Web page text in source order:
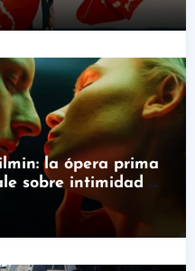
la ópera prima
sobre intimidad y